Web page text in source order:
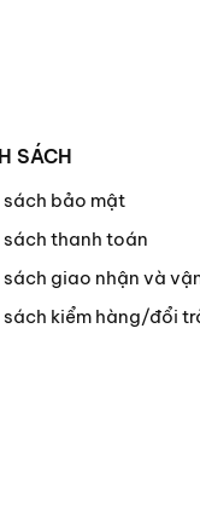
SÁCH
sách bảo mật
sách thanh toán
giao nhận và
sách kiểm hàng/đổi